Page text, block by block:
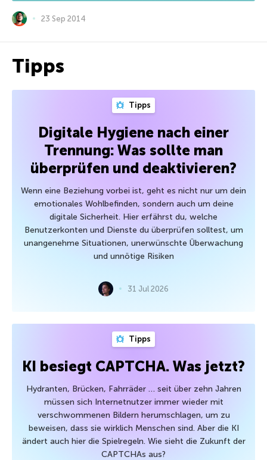
23 Sep 2014
Tipps
Tipps
Digitale Hygiene nach einer
Trennung: Was sollte man
überprüfen und deaktivieren?
Wenn eine Beziehung vorbei ist, geht es nicht nur um dein
emotionales Wohlbefinden, sondern auch um deine
digitale Sicherheit. Hier erfährst du, welche
Benutzerkonten und Dienste du überprüfen solltest, um
unangenehme Situationen, unerwünschte Überwachung
und unnötige Risiken
31 Jul 2026
Tipps
KI besiegt CAPTCHA. Was jetzt?
Hydranten, Brücken, Fahrräder … seit über zehn Jahren
müssen sich Internetnutzer immer wieder mit
verschwommenen Bildern herumschlagen, um zu
beweisen, dass sie wirklich Menschen sind. Aber die KI
ändert auch hier die Spielregeln. Wie sieht die Zukunft der
CAPTCHAs aus?